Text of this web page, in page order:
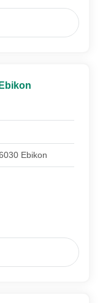
Ebikon